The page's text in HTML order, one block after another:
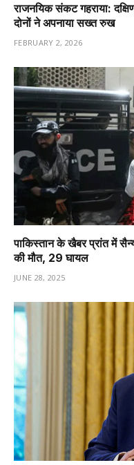
राजनयिक संकट गहराया:
दोनों ने अपनाया सख्त रुख
FEBRUARY 2, 2026
पाकिस्तान के खैबर प्रांत में
की मौत, 29 घायल
JUNE 28, 2025